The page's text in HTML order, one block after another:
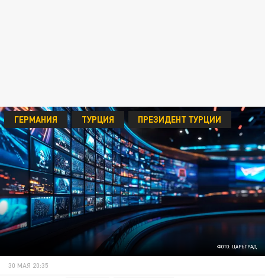
ФОТО: ЦАРЬГРАД
ГЕРМАНИЯ ТУРЦИЯ ПРЕЗИДЕНТ ТУРЦИИ
30 МАЯ 20:35